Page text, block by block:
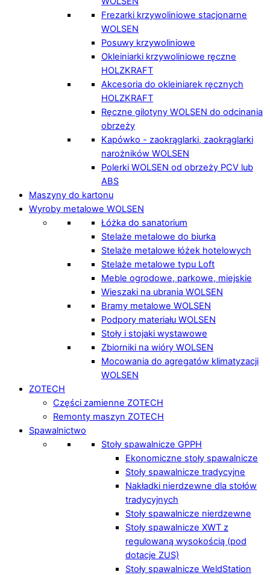
Frezarki krzywoliniowe stacjonarne
WOLSEN
Posuwy krzywoliniowe
Okleiniarki krzywoliniowe ręczne
HOLZKRAFT
Akcesoria do okleiniarek ręcznych
HOLZKRAFT
Ręczne gilotyny WOLSEN do odcinania
obrzeży
Kapówko - zaokrąglarki, zaokrąglarki
narożników WOLSEN
Polerki WOLSEN od obrzeży PCV lub
ABS
Maszyny do kartonu
Wyroby metalowe WOLSEN
Łóżka do sanatorium
Stelaże metalowe do biurka
Stelaże metalowe łóżek hotelowych
Stelaże metalowe typu Loft
Meble ogrodowe, parkowe, miejskie
Wieszaki na ubrania WOLSEN
Bramy metalowe WOLSEN
Podpory materiału WOLSEN
Stoły i stojaki wystawowe
Zbiorniki na wióry WOLSEN
Mocowania do agregatów klimatyzacji
WOLSEN
ZOTECH
Części zamienne ZOTECH
Remonty maszyn ZOTECH
Spawalnictwo
Stoły spawalnicze GPPH
Ekonomiczne stoły spawalnicze
Stoły spawalnicze tradycyjne
Nakładki nierdzewne dla stołów
tradycyjnych
Stoły spawalnicze nierdzewne
Stoły spawalnicze XWT z
regulowaną wysokością (pod
dotacje ZUS)
Stoły spawalnicze WeldStation